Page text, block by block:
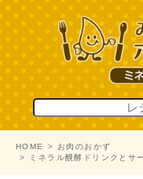
HOME
お肉のおかず
ミネラル醗酵ドリンクとサ